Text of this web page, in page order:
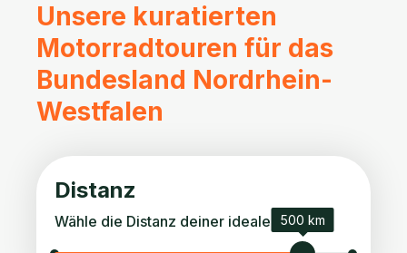
Unsere kuratierten
Motorradtouren für das
Bundesland Nordrhein-
Westfalen
Distanz
Wähle die Distanz deiner idealen Tour.
500 km